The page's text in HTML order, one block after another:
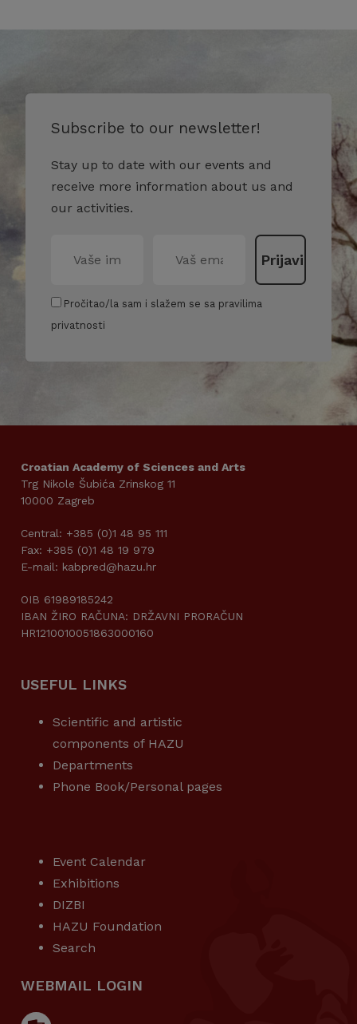
Subscribe to our newsletter!
Stay up to date with our events and
receive more information about us and
our activities.
Pročitao/la sam i slažem se sa pravilima
privatnosti
Croatian Academy of Sciences and Arts
Trg Nikole Šubića Zrinskog 11
10000 Zagreb
Central: +385 (0)1 48 95 111
Fax: +385 (0)1 48 19 979
E-mail: kabpred@hazu.hr
OIB 61989185242
IBAN ŽIRO RAČUNA: DRŽAVNI PRORAČUN
HR1210010051863000160
USEFUL LINKS
Scientific and artistic
components of HAZU
Departments
Phone Book/Personal pages
Event Calendar
Exhibitions
DIZBI
HAZU Foundation
Search
WEBMAIL LOGIN